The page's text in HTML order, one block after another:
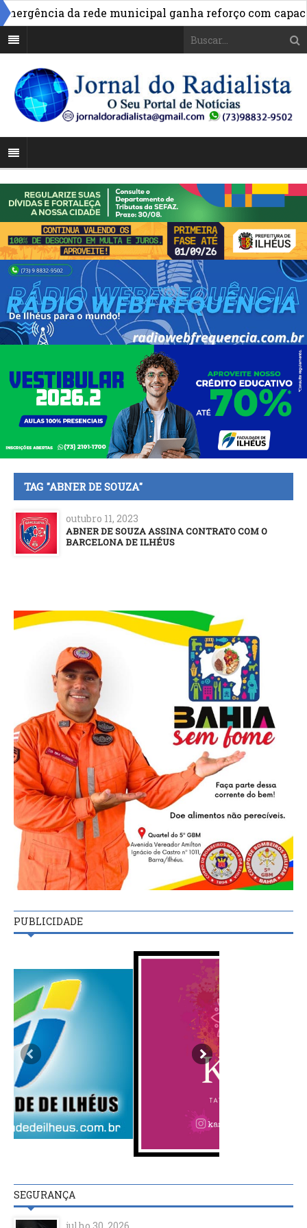
da rede municipal ganha reforço com
TAG "ABNER DE SOUZA"
outubro 11, 2023
ABNER DE SOUZA ASSINA CONTRATO COM O
BARCELONA DE ILHÉUS
PUBLICIDADE
SEGURANÇA